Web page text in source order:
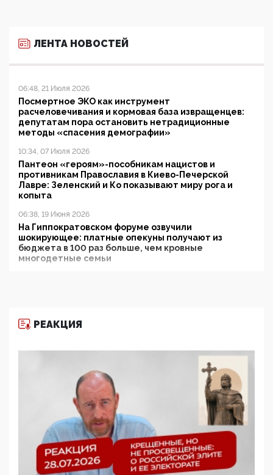
ЛЕНТА НОВОСТЕЙ
06:48, 21 Июля 2026
Посмертное ЭКО как инструмент
расчеловечивания и кормовая база извращенцев:
депутатам пора остановить нетрадиционные
методы «спасения демографии»
10:34, 07 Июля 2026
Пантеон «героям»-пособникам нацистов и
противникам Православия в Киево-Печерской
Лавре: Зеленский и Ко показывают миру рога и
копыта
06:38, 19 Июня 2026
На Гиппократовском форуме озвучили
шокирующее: платные опекуны получают из
бюджета в 100 раз больше, чем кровные
многодетные семьи
11:53, 09 Июня 2026
деятельность ИИТО ЮНЕСКО в России, но
цифроглобалисты продолжают определять
повестку в образовании
09:43, 01 Июня 2026
5G за счет здоровья граждан: Минцифры намерено
отобрать у регионов и муниципалитетов право
защищать жилые дома и социальные объекты от
05:58, 26 Мая 2026
Роскомнадзор освободили от борца с
РЕАКЦИЯ